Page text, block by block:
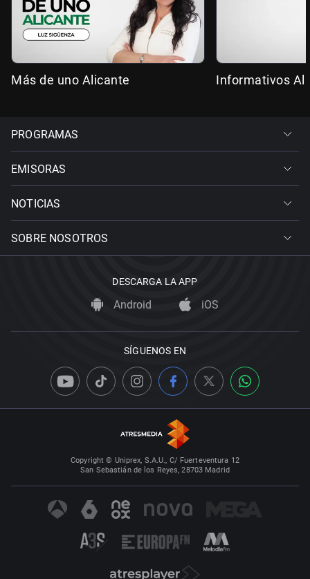
Más de uno Alicante Informativos
PROGRAMAS
EMISORAS
NOTICIAS
SOBRE NOSOTROS
DESCARGA LA APP
Android iOS
SÍGUENOS EN
Copyright © Uniprex, S.A.U., C/ Fuerteventura 12
San Sebastián de los Reyes, 28703 Madrid